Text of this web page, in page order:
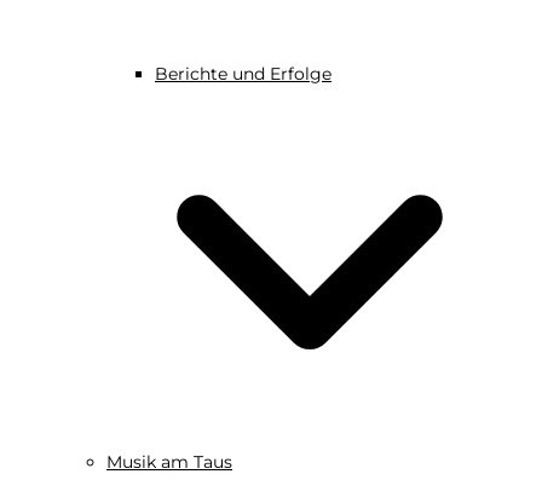
Berichte und Erfolge
Musik am Taus